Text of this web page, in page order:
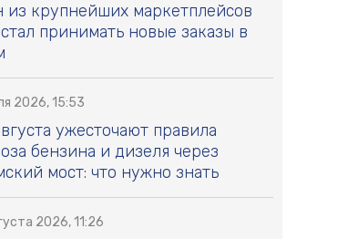
из крупнейших маркетплейсов
принимать новые заказы в
2026, 15:53
ужесточают правила
бензина и дизеля через
мост: что нужно знать
2026, 11:26